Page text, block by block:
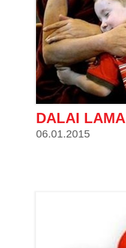
DALAI LAMA
06.01.2015